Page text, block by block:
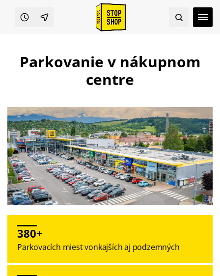
Parkovanie v nákupnom
centre
380+
Parkovacích miest vonkajších aj podzemných